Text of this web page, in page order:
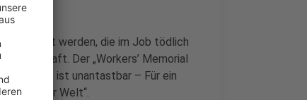
gedacht werden, die im Job tödlich
Der „Workers’ Memorial
ist unantastbar – Für ein
auf der Welt“.